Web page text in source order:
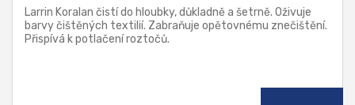
Larrin Koralan čistí do hloubky, důkladně a šetrně. Oživuje
barvy čištěných textilií. Zabraňuje opětovnému znečištění.
Přispívá k potlačení roztočů.